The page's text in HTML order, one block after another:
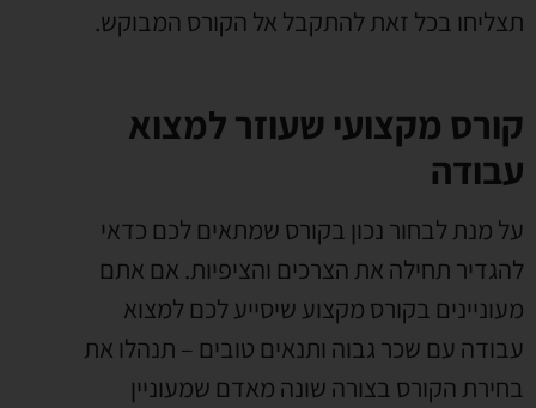
תצליחו בכל זאת להתקבל אל הקורס המבוקש.
קורס מקצועי שעוזר למצוא
עבודה
על מנת לבחור נכון בקורס שמתאים לכם כדאי
להגדיר תחילה את הצרכים והציפיות. אם אתם
מעוניינים בקורס מקצוע שיסייע לכם למצוא
עבודה עם שכר גבוה ותנאים טובים – תנהלו את
בחירת הקורס בצורה שונה מאדם שמעוניין